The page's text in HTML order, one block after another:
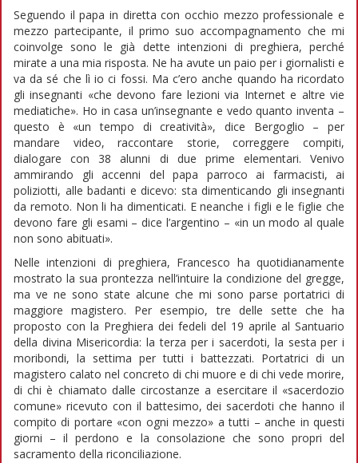
Seguendo il papa in diretta con occhio mezzo professionale e
mezzo partecipante, il primo suo accompagnamento che mi
coinvolge sono le già dette intenzioni di preghiera, perché
mirate a una mia risposta. Ne ha avute un paio per i giornalisti e
va da sé che lì io ci fossi. Ma c’ero anche quando ha ricordato
gli insegnanti «che devono fare lezioni via Internet e altre vie
mediatiche». Ho in casa un’insegnante e vedo quanto inventa –
questo è «un tempo di creatività», dice Bergoglio – per
mandare video, raccontare storie, correggere compiti,
dialogare con 38 alunni di due prime elementari. Venivo
ammirando gli accenni del papa parroco ai farmacisti, ai
poliziotti, alle badanti e dicevo: sta dimenticando gli insegnanti
da remoto. Non li ha dimenticati. E neanche i figli e le figlie che
devono fare gli esami – dice l’argentino – «in un modo al quale
non sono abituati».
Nelle intenzioni di preghiera, Francesco ha quotidianamente
mostrato la sua prontezza nell’intuire la condizione del gregge,
ma ve ne sono state alcune che mi sono parse portatrici di
maggiore magistero. Per esempio, tre delle sette che ha
proposto con la Preghiera dei fedeli del 19 aprile al Santuario
della divina Misericordia: la terza per i sacerdoti, la sesta per i
moribondi, la settima per tutti i battezzati. Portatrici di un
magistero calato nel concreto di chi muore e di chi vede morire,
di chi è chiamato dalle circostanze a esercitare il «sacerdozio
comune» ricevuto con il battesimo, dei sacerdoti che hanno il
compito di portare «con ogni mezzo» a tutti – anche in questi
giorni – il perdono e la consolazione che sono propri del
sacramento della riconciliazione.